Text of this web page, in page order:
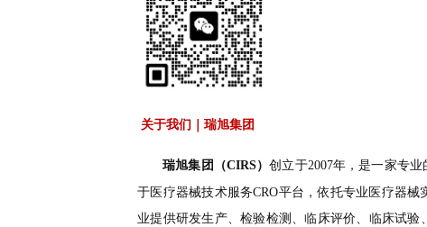
关于我们｜瑞旭集团
瑞旭集团（CIRS）创立于2007年，是一家专业
于医疗器械技术服务CRO平台，依托专业医疗器械
业提供研发生产、检验检测、临床评价、临床试